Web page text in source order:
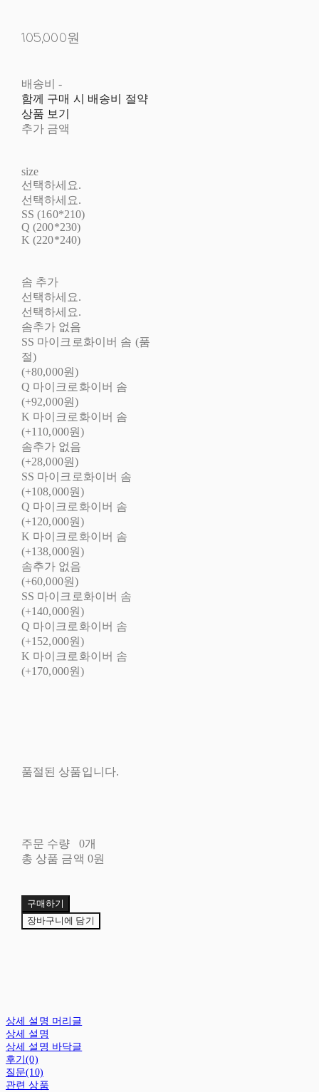
105,000원
배송비-
함께 구매 시 배송비 절약
상품 보기
추가 금액
size
선택하세요.
선택하세요.
SS (160*210)
Q (200*230)
K (220*240)
솜 추가
선택하세요.
선택하세요.
솜추가 없음
SS 마이크로화이버 솜 (품
절)
(+80,000원)
Q 마이크로화이버 솜
(+92,000원)
K 마이크로화이버 솜
(+110,000원)
솜추가 없음
(+28,000원)
SS 마이크로화이버 솜
(+108,000원)
Q 마이크로화이버 솜
(+120,000원)
K 마이크로화이버 솜
(+138,000원)
솜추가 없음
(+60,000원)
SS 마이크로화이버 솜
(+140,000원)
Q 마이크로화이버 솜
(+152,000원)
K 마이크로화이버 솜
(+170,000원)
품절된 상품입니다.
주문 수량
0개
총 상품 금액 0원
구매하기
장바구니에 담기
상세 설명 머리글
상세 설명
상세 설명 바닥글
후기(0)
질문(10)
관련 상품